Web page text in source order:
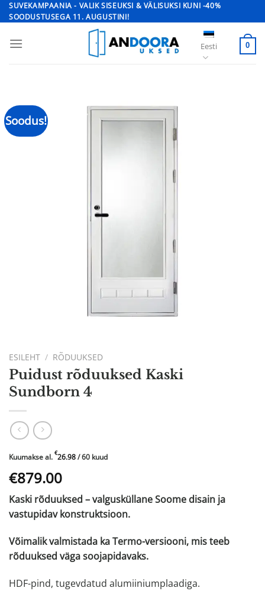
Skip
to
SUVEKAMPAANIA - VALIK SISEUKSI & VÄLISUKSI KUNI -40%
SOODUSTUSEGA 11. AUGUSTINI!
Eesti 0
Soodus!
ESILEHT / RÕDUUKSED
Puidust rõduuksed Kaski
Sundborn 4
Kuumakse al. €26.98/ 60 kuud
Algne
hind
oli:
€1469.00.
€879.00Praegune
hind
on:
€879.00.
Kaski rõduuksed – valgusküllane Soome disain ja
vastupidav konstruktsioon.
Võimalik valmistada ka Termo-versiooni, mis teeb
rõduuksed väga soojapidavaks.
HDF-pind, tugevdatud alumiiniumplaadiga.